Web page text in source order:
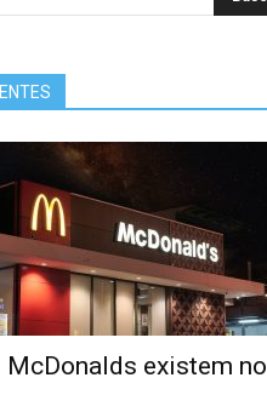
McDonalds existem no